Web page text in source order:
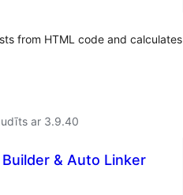
from HTML code and calculates
ar 3.9.40
& Auto Linker